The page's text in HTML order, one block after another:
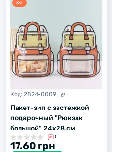
Хит
Код: 2824-0009
Пакет-зип с застежкой
подарочный "Рюкзак
большой" 24х28 см
0
17.60 грн